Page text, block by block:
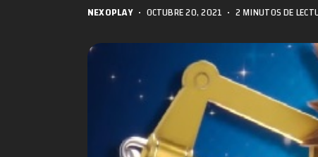
NEXOPLAY • OCTUBRE 20, 2021 • 2 MINUTOS DE